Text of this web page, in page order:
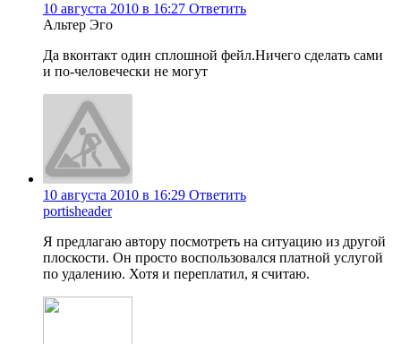
10 августа 2010 в 16:27 Ответить
Альтер Эго
Да вконтакт один сплошной фейл.Ничего сделать сами
и по-человечески не могут
10 августа 2010 в 16:29 Ответить
portisheader
Я предлагаю автору посмотреть на ситуацию из другой
плоскости. Он просто воспользовался платной услугой
по удалению. Хотя и переплатил, я считаю.